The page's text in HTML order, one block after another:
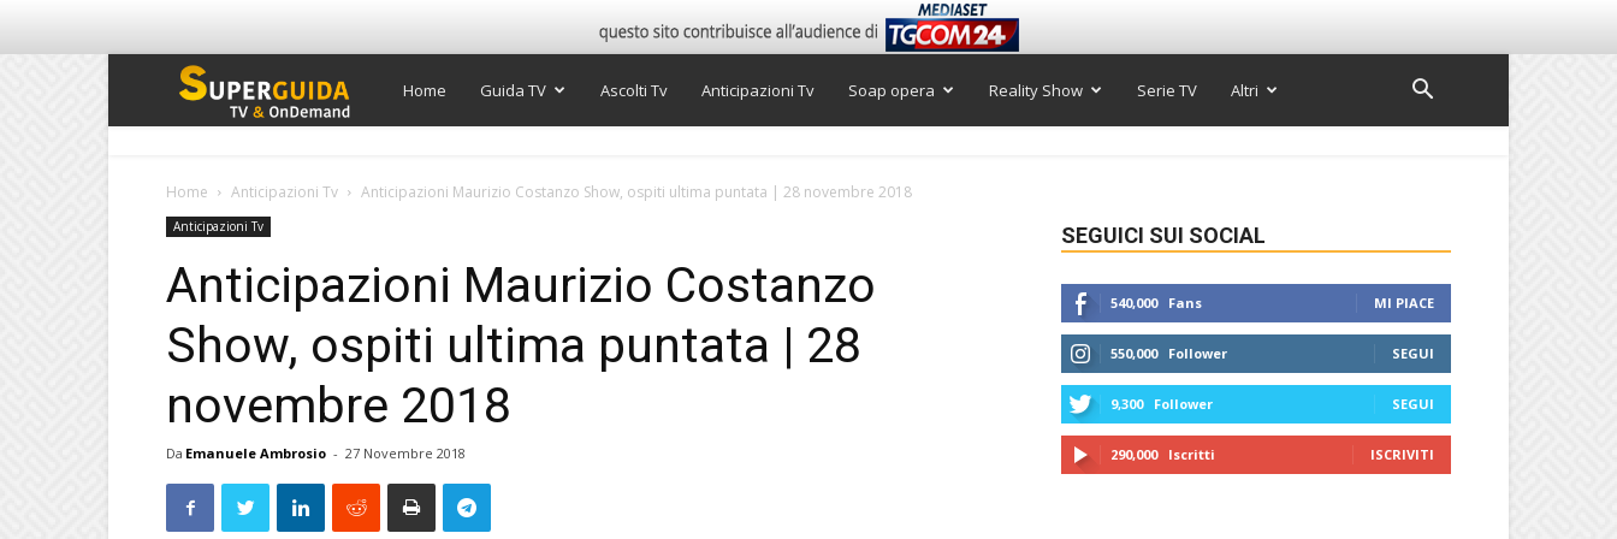
Super
Home Guida TV Ascolti Tv Anticipazioni Tv Soap opera Reality Show Serie TV Altri
Home Anticipazioni Tv Anticipazioni Maurizio Costanzo Show, ospiti ultima puntata | 28 novembre 2018
Anticipazioni Tv
Anticipazioni Maurizio Costanzo
Show, ospiti ultima puntata | 28
novembre 2018
Da Emanuele Ambrosio - 27 Novembre 2018
SEGUICI SUI SOCIAL
540,000 Fans MI PIACE
550,000 Follower SEGUI
9,300 Follower SEGUI
290,000 Iscritti ISCRIVITI